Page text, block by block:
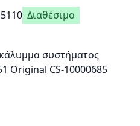
Διαθέσιμο
συστήματος
Original CS-10000685